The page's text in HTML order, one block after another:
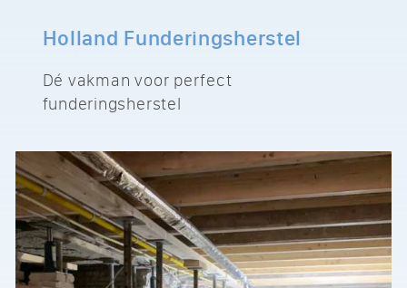
Holland Funderingsherstel
Dé vakman voor perfect
funderingsherstel